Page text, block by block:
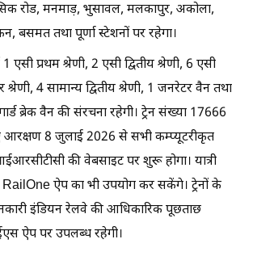
रोड, मनमाड़, भुसावल, मलकापुर, अकोला,
बसमत तथा पूर्णा स्टेशनों पर रहेगा।
1 एसी प्रथम श्रेणी, 2 एसी द्वितीय श्रेणी, 6 एसी
श्रेणी, 4 सामान्य द्वितीय श्रेणी, 1 जनरेटर वैन तथा
ब्रेक वैन की संरचना रहेगी। ट्रेन संख्या 17666
8 जुलाई 2026 से सभी कम्प्यूटरीकृत
की वेबसाइट पर शुरू होगा। यात्री
ऐप का भी उपयोग कर सकेंगे। ट्रेनों के
इंडियन रेलवे की आधिकारिक पूछताछ
ऐप पर उपलब्ध रहेगी।